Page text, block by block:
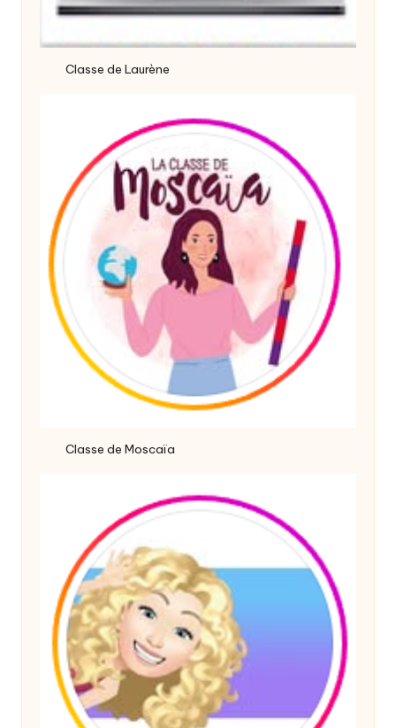
Classe de Laurène
Classe de Moscaïa